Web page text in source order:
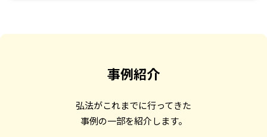
事例紹介
弘法がこれまでに行ってきた
事例の一部を紹介します。